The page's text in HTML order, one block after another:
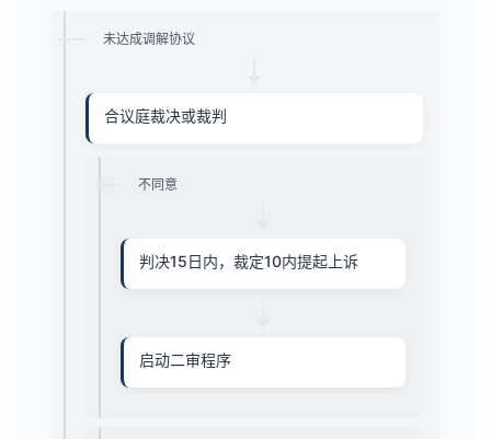
未达成调解协议
合议庭裁决或裁判
不同意
判决15日内，裁定10内提起上诉
启动二审程序